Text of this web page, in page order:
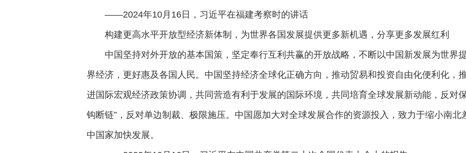
——2024年10月16日，习近平在福建考察时的讲话
构建更高水平开放型经济新体制，为世界各国发展提供更多新机遇，分享更多发展红利
中国坚持对外开放的基本国策，坚定奉行互利共赢的开放战略，不断以中国新发展为世界
界经济，更好惠及各国人民。中国坚持经济全球化正确方向，推动贸易和投资自由化便利化，
进国际宏观经济政策协调，共同营造有利于发展的国际环境，共同培育全球发展新动能，反对
钩断链”，反对单边制裁、极限施压。中国愿加大对全球发展合作的资源投入，致力于缩小南
中国家加快发展。